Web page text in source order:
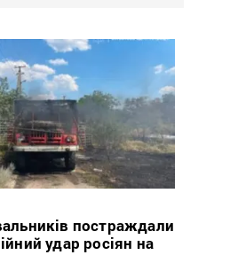
постраждали
удар росіян на